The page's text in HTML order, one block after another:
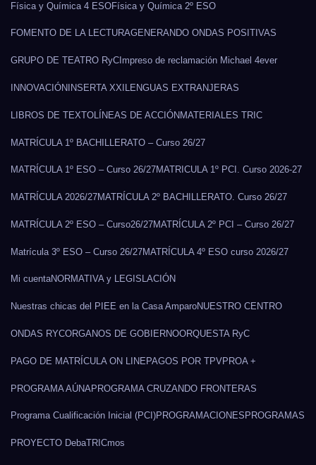
Física y Química 4 ESOFísica y Química 2º ESO
FOMENTO DE LA LECTURAGENERANDO ONDAS POSITIVAS
GRUPO DE TEATRO RyC Impreso de reclamación Michael 4ever
INNOVACIÓN INSERTA XXI LENGUAS EXTRANJERAS
LIBROS DE TEXTOLÍNEAS DE ACCIÓNMATERIALES TRIC
MATRÍCULA 1º BACHILLERATO – Curso 26/27
MATRÍCULA 1º ESO – Curso 26/27MATRICULA 1º PCI. Curso 2026-27
MATRÍCULA 2026/27MATRÍCULA 2º BACHILLERATO. Curso 26/27
MATRÍCULA 2º ESO – Curso26/27MATRÍCULA 2º PCI – Curso 26/27
Matrícula 3º ESO – Curso 26/27MATRÍCULA 4º ESO curso 2026/27
Mi cuentaNORMATIVA y LEGISLACIÓN
Nuestras chicas del PIEE en la Casa AmparoNUESTRO CENTRO
ONDAS RYCORGANOS DE GOBIERNOORQUESTA RyC
PAGO DE MATRÍCULA ON LINE PAGOS POR TPVPROA +
PROGRAMA AÚNAPROGRAMA CRUZANDO FRONTERAS
Programa Cualificación Inicial (PCI)PROGRAMACIONES PROGRAMAS
PROYECTO DebaTRICmos